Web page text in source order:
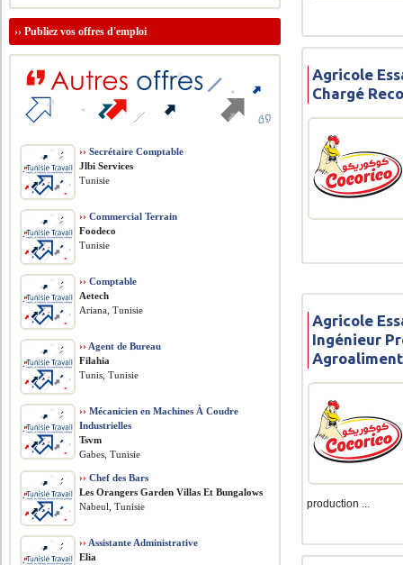
Agricole
Chargé
Agricole
Ingénieur
production ...
››Publiez vos offres d'emploi
›› Secrétaire Comptable
Jlbi Services
Tunisie
›› Commercial Terrain
Foodeco
Tunisie
›› Comptable
Aetech
Ariana, Tunisie
›› Agent de Bureau
Filahia
Tunis, Tunisie
›› Mécanicien en Machines À Coudre
Industrielles
Tsvm
Gabes, Tunisie
›› Chef des Bars
Les Orangers Garden Villas Et Bungalows
Nabeul, Tunisie
›› Assistante Administrative
Elia